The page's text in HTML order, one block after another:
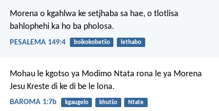
Morena o kgahlwa ke setjhaba sa hae, o tlotlisa
bahlophehi ka ho ba pholosa.
PESALEMA 149:4 boikokobetšo lethabo
Mohau le kgotso ya Modimo Ntata rona le ya Morena
Jesu Kreste di ke di be le lona.
BAROMA 1:7b kgaugelo khutšo Ntate